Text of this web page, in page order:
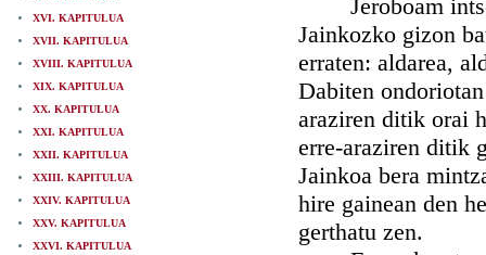
XVI. KAPITULUA
XVII. KAPITULUA
XVIII. KAPITULUA
XIX. KAPITULUA
XX. KAPITULUA
XXI. KAPITULUA
XXII. KAPITULUA
XXIII. KAPITULUA
XXIV. KAPITULUA
XXV. KAPITULUA
XXVI. KAPITULUA
Jeroboam
Jainkozko gizon
erraten: aldarea,
Dabiten
araziren ditik orai
erre-araziren ditik
Jainkoa bera
hire gainean den
gerthatu zen.